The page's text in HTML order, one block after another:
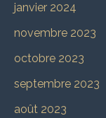
janvier 2024
novembre 2023
octobre 2023
septembre 2023
août 2023